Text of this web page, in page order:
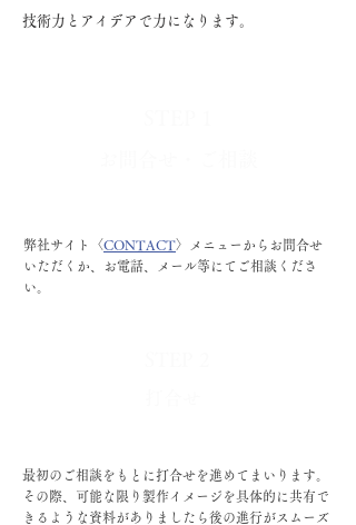
技術力とアイデアで力になります。
弊社サイト〈CONTACT〉メニューからお問合せ
いただくか ​、お電話、メール等にてご相談くださ
い。
​最初のご相談をもとに打合せを進めてまいります。​
その際、可能な限り製作イメージを具体的に共有で
きるような資料がありましたら後の進行がスムーズ